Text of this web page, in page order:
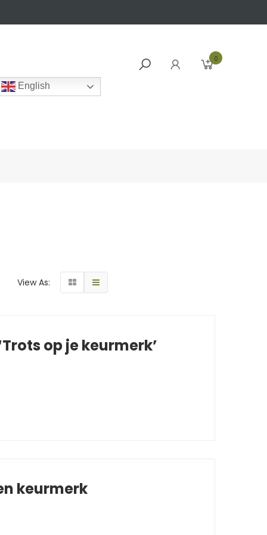
English
0
View As:
op je keurmerk’
keurmerk